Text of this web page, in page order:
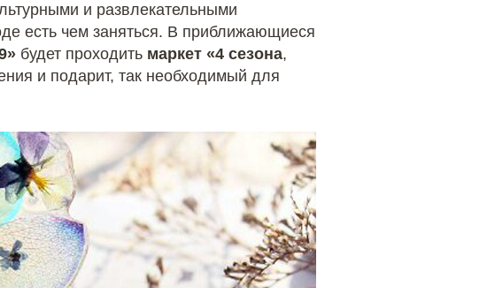
и развлекательными
есть чем заняться. В приближающиеся
будет проходить маркет «4 сезона,
и подарит, так необходимый для